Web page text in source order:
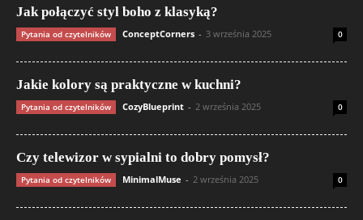
Jak połączyć styl boho z klasyką?
Pytania od czytelników ConceptCorners - 3 września 2025 0
Jakie kolory są praktyczne w kuchni?
Pytania od czytelników CozyBlueprint - 2 września 2025 0
Czy telewizor w sypialni to dobry pomysł?
Pytania od czytelników MinimalMuse - 2 września 2025 0